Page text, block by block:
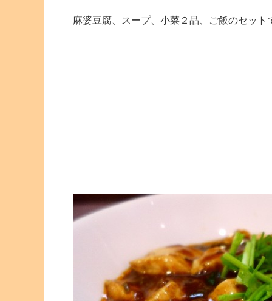
麻婆豆腐、スープ、小菜２品、ご飯のセット